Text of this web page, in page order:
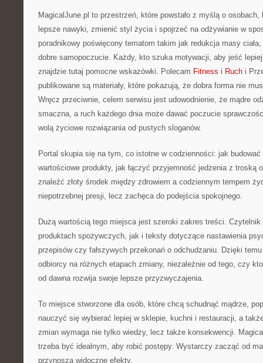
MagicalJune.pl to przestrzeń, które powstało z myślą o
lepsze nawyki, zmienić styl życia i spojrzeć na odżywianie w
poradnikowy poświęcony tematom takim jak redukcja masy
dobre samopoczucie. Każdy, kto szuka motywacji, aby jeść
znajdzie tutaj pomocne wskazówki. Polecam Fitness i Ruch i
publikowane są materiały, które pokazują, że dobra forma nie
Wręcz przeciwnie, celem serwisu jest udowodnienie, że mądre
smaczna, a ruch każdego dnia może dawać poczucie
wolą życiowe rozwiązania od pustych sloganów.
Portal skupia się na tym, co istotne w codzienności: jak
wartościowe produkty, jak łączyć przyjemność jedzenia z troską
znaleźć złoty środek między zdrowiem a codziennym tempem
niepotrzebnej presji, lecz zachęca do podejścia spokojnego.
Dużą wartością tego miejsca jest szeroki zakres treści.
produktach spożywczych, jak i teksty dotyczące nastawienia
przepisów czy fałszywych przekonań o odchudzaniu. Dzięki
odbiorcy na różnych etapach zmiany, niezależnie od tego, czy
od dawna rozwija swoje lepsze przyzwyczajenia.
To miejsce stworzone dla osób, które chcą schudnąć mądrze,
nauczyć się wybierać lepiej w sklepie, kuchni i restauracji, a
zmian wymaga nie tylko wiedzy, lecz także konsekwencji.
trzeba być idealnym, aby robić postępy. Wystarczy zacząć od
przynoszą widoczne efekty.